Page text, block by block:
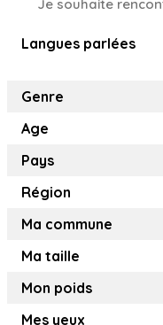
Je souhaite
Langues parlées
Genre
Age
Pays
Région
Ma commune
Ma taille
Mon poids
Mes yeux